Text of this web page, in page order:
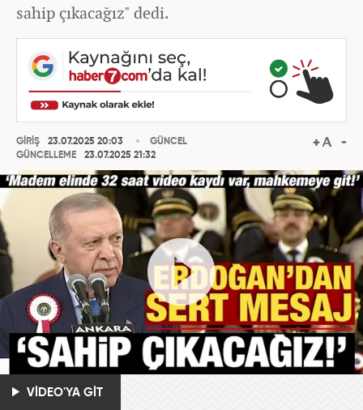
sahip çıkacağız" dedi.
GİRİŞ
23.07.2025 20:03
GÜNCELLEME
23.07.2025 21:32
GÜNCEL
VİDEO'YA GİT